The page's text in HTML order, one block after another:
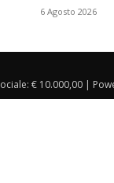
6 Agosto 2026
€ 10.000,00 |